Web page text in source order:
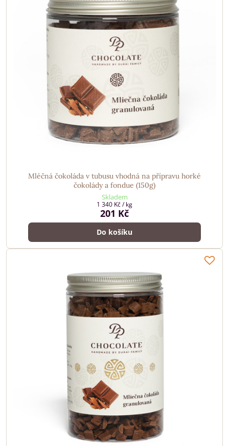
Mléčná čokoláda v tubusu vhodná na přípravu horké
čokolády a fondue (150g)
Skladem
201 Kč
1 340 Kč/ kg
Do košíku